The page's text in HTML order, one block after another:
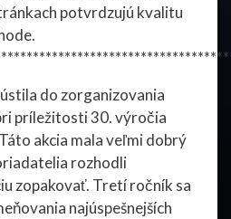
potvrdzujú kvalitu
do zorganizovania
príležitosti 30. výročia
akcia mala veľmi dobrý
rozhodli
zopakovať. Tretí ročník sa
najúspešnejších